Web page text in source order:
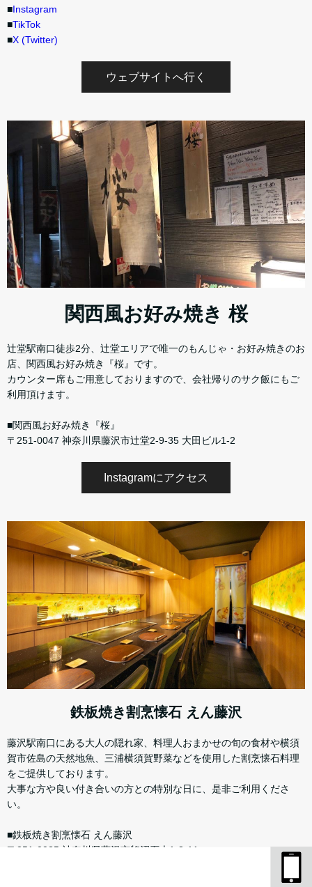
■Instagram
■TikTok
■X (Twitter)
ウェブサイトへ行く
関西風お好み焼き 桜
辻堂駅南口徒歩2分、辻堂エリアで唯一のもんじゃ・お好み焼きのお
店、関西風お好み焼き『桜』です。
カウンター席もご用意しておりますので、会社帰りのサク飯にもご
利用頂けます。
■関西風お好み焼き『桜』
〒251-0047 神奈川県藤沢市辻堂2-9-35 大田ビル1-2
Instagramにアクセス
鉄板焼き割烹懐石 えん藤沢
藤沢駅南口にある大人の隠れ家、料理人おまかせの旬の食材や横須
賀市佐島の天然地魚、三浦横須賀野菜などを使用した割烹懐石料理
をご提供しております。
大事な方や良い付き合いの方との特別な日に、是非ご利用くださ
い。
■鉄板焼き割烹懐石 えん藤沢
〒251-0025 神奈川県藤沢市鵠沼石上1-3-11